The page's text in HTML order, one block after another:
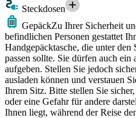
Steckdosen
GepäckZu Ihrer Sicherheit
befindlichen Personen gestattet
Handgepäcktasche, die unter den
passen sollte. Sie dürfen auch ein
aufgeben. Stellen Sie jedoch
ausladen können und verstauen
Ihrem Sitz. Bitte stellen Sie
oder eine Gefahr für andere
Ihnen liegt, während der Reise